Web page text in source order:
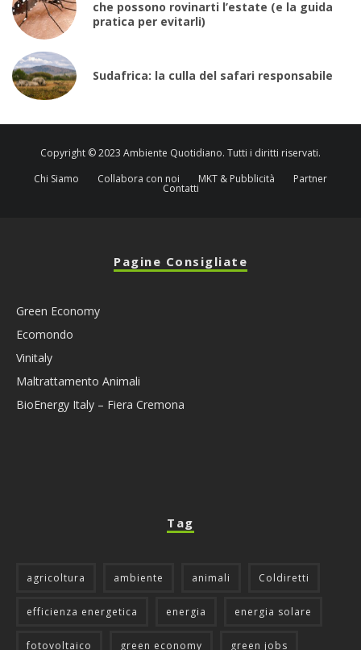
che possono rovinarti l’estate (e la guida
pratica per evitarli)
Sudafrica: la culla del safari responsabile
Copyright © 2023 Ambiente Quotidiano. Tutti i diritti riservati.
Chi Siamo
Collabora con noi MKT & Pubblicità Partner
Contatti
Pagine Consigliate
Green Economy
Ecomondo
Vinitaly
Maltrattamento Animali
BioEnergy Italy – Fiera Cremona
Tag
agricoltura ambiente animali Coldiretti
efficienza energetica energia energia solare
fotovoltaico green economy green jobs